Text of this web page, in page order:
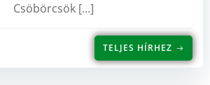
Csöbörcsök […]
TELJES HÍRHEZ